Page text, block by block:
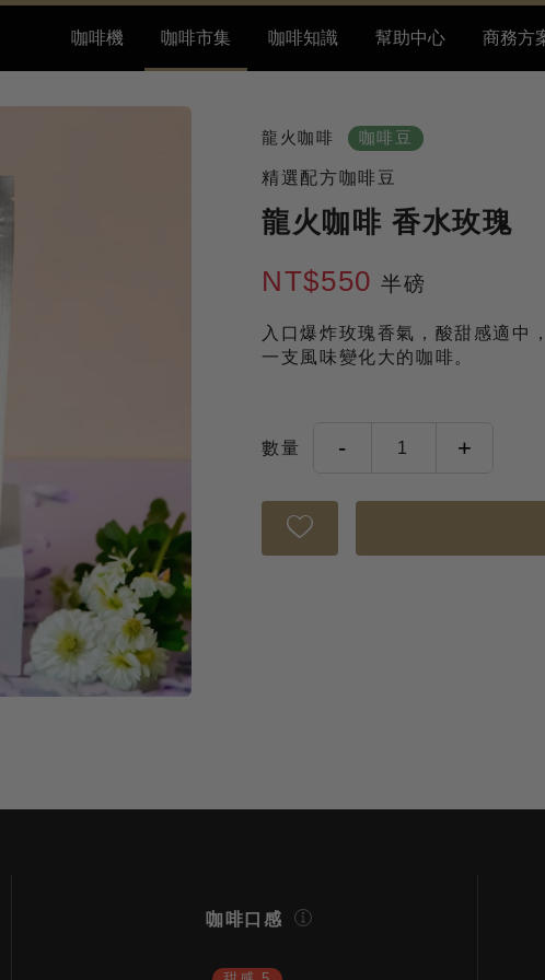
咖啡機 咖啡市集 咖啡知識 幫助中心 商務方
龍火咖啡 咖啡豆
精選配方咖啡豆
龍火咖啡 香水玫瑰
NT$550半磅
入口爆炸玫瑰香氣，酸甜感適中
一支風味變化大的咖啡。
數量 - 1 +
咖啡口感